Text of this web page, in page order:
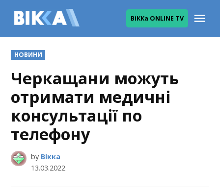
ВіККа ONLINE TV
POSTED
IN
НОВИНИ
Черкащани можуть
отримати медичні
консультації по
телефону
by Вікка
13.03.2022